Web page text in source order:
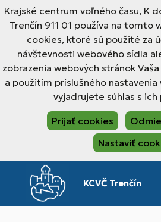
Krajské centrum voľného času, K
Trenčín 911 01 používa na tomto
cookies, ktoré sú použité za
návštevnosti webového sídla
zobrazenia webových stránok
a použitím príslušného
vyjadrujete súhlas s ich
Prijať cookies
Nastaviť
KCVČ Trenčín